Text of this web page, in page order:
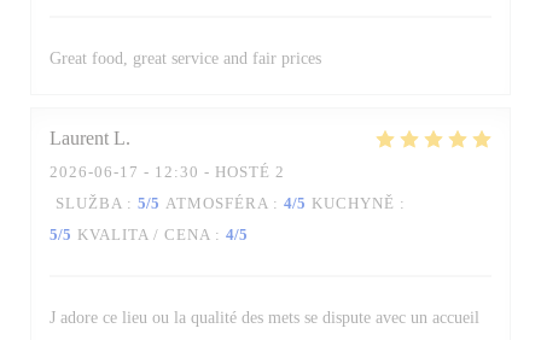
Great food, great service and fair prices
Laurent L
2026-06-17 - 12:30 - HOSTÉ 2
SLUŽBA : 5/5 ATMOSFÉRA : 4/5 KUCHYNĚ :
5/5 KVALITA / CENA : 4/5
J adore ce lieu ou la qualité des mets se dispute avec un accueil
La Table des Oliviers